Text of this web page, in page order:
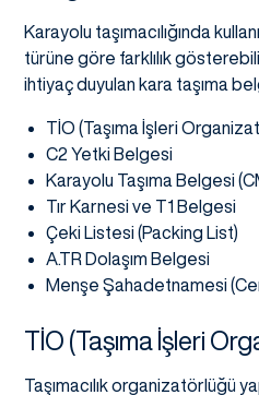
Karayolu taşımacılığında
türüne göre farklılık
ihtiyaç duyulan kara taşıma
TİO (Taşıma İşleri
C2 Yetki Belgesi
Karayolu Taşıma Belgesi
Tır Karnesi ve T1 Belgesi
Çeki Listesi (Packing List)
A.TR Dolaşım Belgesi
Menşe Şahadetnamesi
TİO (Taşıma İşleri
Taşımacılık organizatörlüğü